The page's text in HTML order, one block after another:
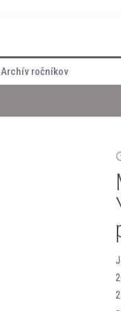
Archív ročníkov